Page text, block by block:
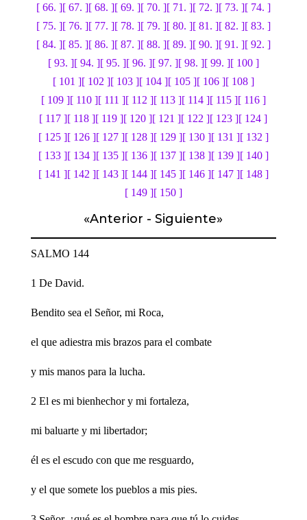
[ 66. ][ 67. ][ 68. ][ 69. ][ 70. ][ 71. ][ 72. ][ 73. ][ 74. ]
[ 75. ][ 76. ][ 77. ][ 78. ][ 79. ][ 80. ][ 81. ][ 82. ][ 83. ]
[ 84. ][ 85. ][ 86. ][ 87. ][ 88. ][ 89. ][ 90. ][ 91. ][ 92. ]
[ 93. ][ 94. ][ 95. ][ 96. ][ 97. ][ 98. ][ 99. ][ 100 ]
[ 101 ][ 102 ][ 103 ][ 104 ][ 105 ][ 106 ][ 108 ]
[ 109 ][ 110 ][ 111 ][ 112 ][ 113 ][ 114 ][ 115 ][ 116 ]
[ 117 ][ 118 ][ 119 ][ 120 ][ 121 ][ 122 ][ 123 ][ 124 ]
[ 125 ][ 126 ][ 127 ][ 128 ][ 129 ][ 130 ][ 131 ][ 132 ]
[ 133 ][ 134 ][ 135 ][ 136 ][ 137 ][ 138 ][ 139 ][ 140 ]
[ 141 ][ 142 ][ 143 ][ 144 ][ 145 ][ 146 ][ 147 ][ 148 ]
[ 149 ][ 150 ]
«Anterior -Siguiente»
SALMO 144
1 De David.
Bendito sea el Señor, mi Roca,
el que adiestra mis brazos para el combate
y mis manos para la lucha.
2 El es mi bienhechor y mi fortaleza,
mi baluarte y mi libertador;
él es el escudo con que me resguardo,
y el que somete los pueblos a mis pies.